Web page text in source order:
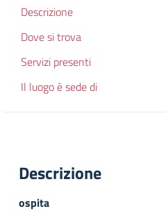
Descrizione
Dove si trova
Servizi presenti
Il luogo è sede di
Descrizione
ospita